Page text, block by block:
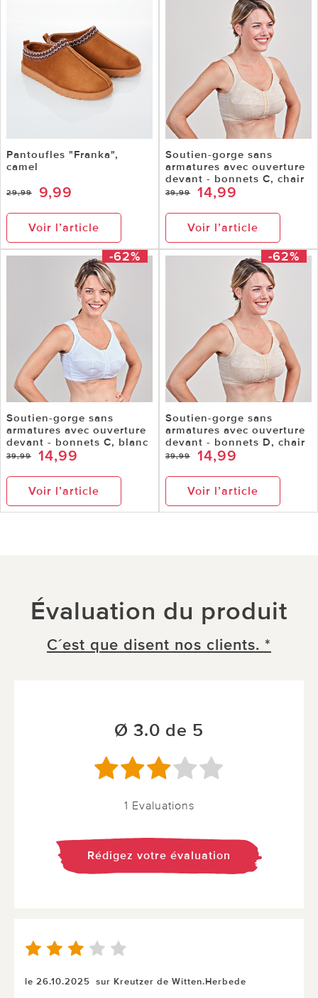
Pantoufles "Franka",
camel
29,99 9,99
Voir l’article
Soutien-gorge sans
armatures avec ouverture
devant - bonnets C, chair
39,99 14,99
Voir l’article
-62%
Soutien-gorge sans
armatures avec ouverture
devant - bonnets C, blanc
39,99 14,99
Voir l’article
-62%
Soutien-gorge sans
armatures avec ouverture
devant - bonnets D, chair
39,99 14,99
Voir l’article
Évaluation du produit
C´est que disent nos clients. *
Ø 3.0 de 5
1 Evaluations
Rédigez votre évaluation
le 26.10.2025 sur Kreutzer de Witten.Herbede